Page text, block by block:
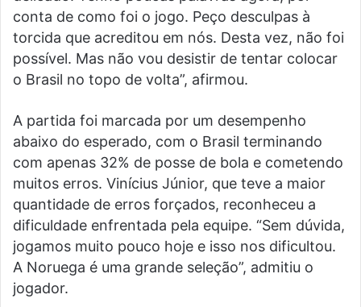
conta de como foi o jogo. Peço desculpas à
torcida que acreditou em nós. Desta vez, não foi
possível. Mas não vou desistir de tentar colocar
o Brasil no topo de volta”, afirmou.
A partida foi marcada por um desempenho
abaixo do esperado, com o Brasil terminando
com apenas 32% de posse de bola e cometendo
muitos erros. Vinícius Júnior, que teve a maior
quantidade de erros forçados, reconheceu a
dificuldade enfrentada pela equipe. “Sem dúvida,
jogamos muito pouco hoje e isso nos dificultou.
A Noruega é uma grande seleção”, admitiu o
jogador.